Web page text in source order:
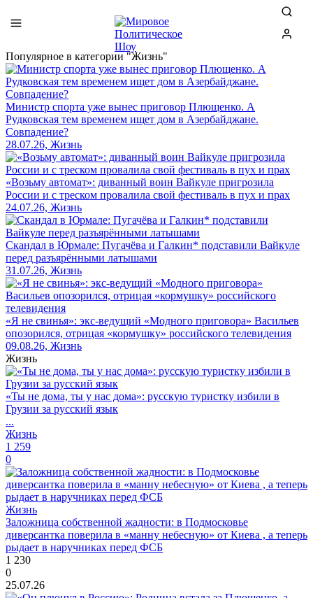
Популярное в категории "Жизнь"
Министр спорта уже вынес приговор Плющенко. А
Рудковская тем временем ищет дом в Азербайджане.
Совпадение?
28.07.26, Жизнь
«Возьму автомат»: диванный воин Вайкуле пригрозила
России и с треском провалила свой фестиваль в пух и прах
24.07.26, Жизнь
Скандал в Юрмале: Пугачёва и Галкин* подставили Вайкуле
перед разъярёнными латышами
31.07.26, Жизнь
«Я не свинья»: экс-ведущий «Модного приговора» Васильев
опозорился, отрицая «кормушку» российского телевидения
09.08.26, Жизнь
Жизнь
«Ты не дома, ты у нас дома»: русскую туристку избили в
Грузии за русский язык
...
Жизнь
1 259
0
Жизнь
Заложница собственной жадности: в Подмосковье
диверсантка поверила в «манну небесную» от Киева , а теперь
рыдает в наручниках перед ФСБ
1 230
0
25.07.26